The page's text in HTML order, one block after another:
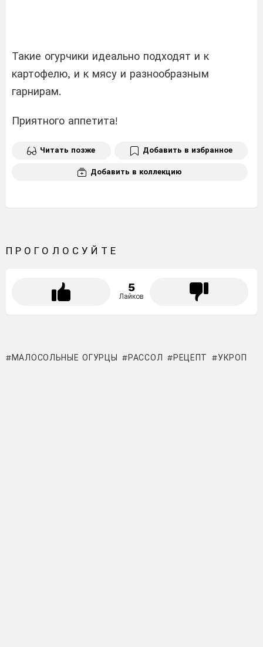
Такие огурчики идеально подходят и к
картофелю, и к мясу и разнообразным
гарнирам.
Приятного аппетита!
Читать позже Добавить в избранное
Добавить в коллекцию
ПРОГОЛОСУЙТЕ
5
Лайков
МАЛОСОЛЬНЫЕ ОГУРЦЫ РАССОЛ РЕЦЕПТ УКРОП